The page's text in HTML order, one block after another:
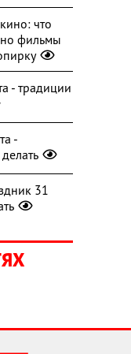
что
фильмы
- традиции
-
31